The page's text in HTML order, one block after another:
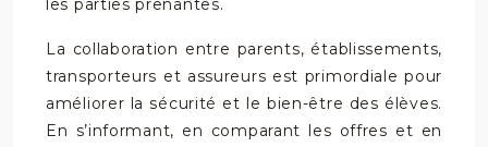
les parties prenantes.
La collaboration entre parents, établissements,
transporteurs et assureurs est primordiale pour
améliorer la sécurité et le bien-être des élèves.
En s’informant, en comparant les offres et en